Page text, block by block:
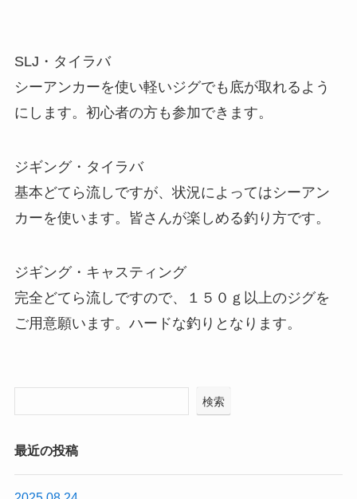
SLJ・タイラバ
シーアンカーを使い軽いジグでも底が取れるよう
にします。初心者の方も参加できます。
ジギング・タイラバ
基本どてら流しですが、状況によってはシーアン
カーを使います。皆さんが楽しめる釣り方です。
ジギング・キャスティング
完全どてら流しですので、１５０ｇ以上のジグを
ご用意願います。ハードな釣りとなります。
検索
最近の投稿